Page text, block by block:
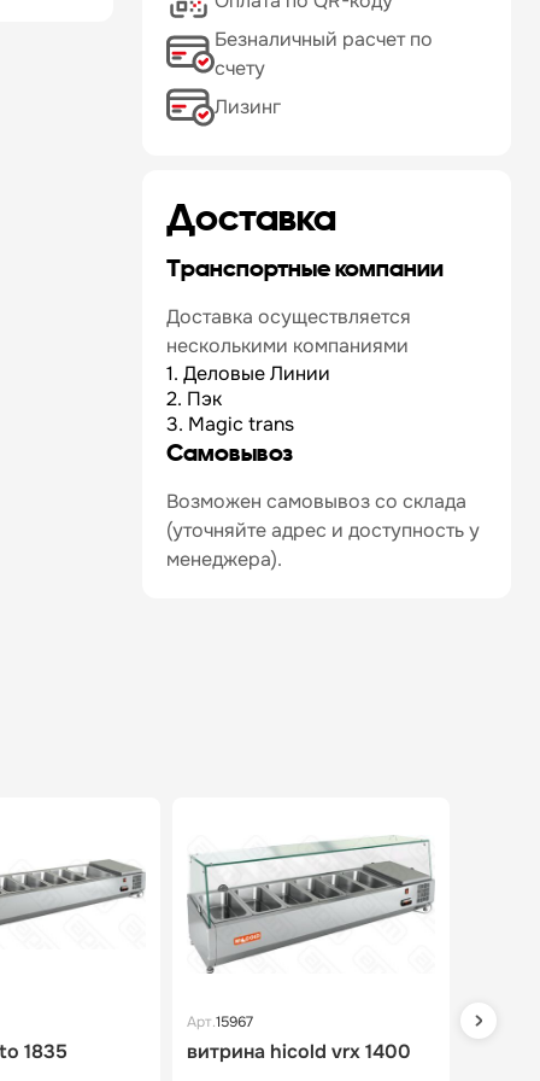
Безналичный расчет по
счету
Лизинг
Доставка
Транспортные компании
Доставка осуществляется
несколькими компаниями
1. Деловые Линии
2. Пэк
3. Magic trans
Самовывоз
Возможен самовывоз со склада
(уточняйте адрес и доступность у
менеджера).
1835
Арт.15967
витрина hicold vrx 1400
Арт.